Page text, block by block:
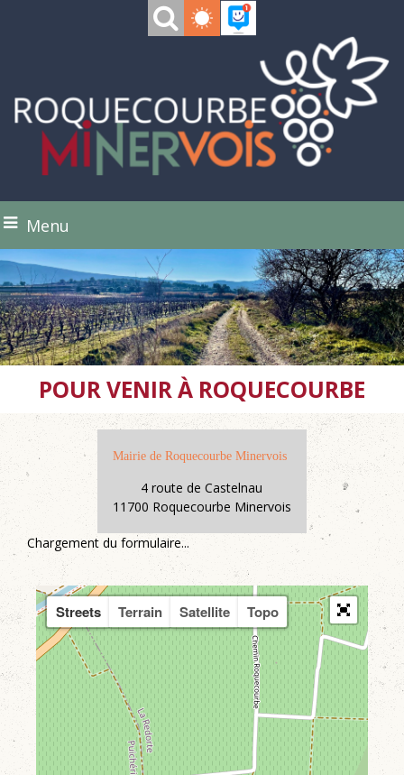
Menu
POUR VENIR À ROQUECOURBE
Mairie de Roquecourbe Minervois
4 route de Castelnau
11700 Roquecourbe Minervois
Chargement du formulaire...
Streets Terrain Satellite Topo